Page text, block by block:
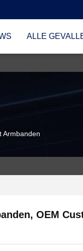
ALLE
Armbanden
OEM